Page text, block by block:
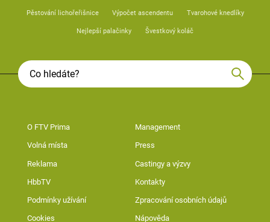
Pěstování lichořeřišnice Výpočet ascendentu Tvarohové knedlíky
Nejlepší palačinky Švestkový koláč
O FTV Prima Management
Volná místa Press
Reklama Castingy a výzvy
HbbTV Kontakty
Podmínky užívání Zpracování osobních údajů
Cookies Nápověda